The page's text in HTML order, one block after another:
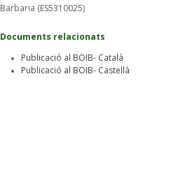
Barbaria (ES5310025)
Documents relacionats
Publicació al BOIB- Català
Publicació al BOIB- Castellà